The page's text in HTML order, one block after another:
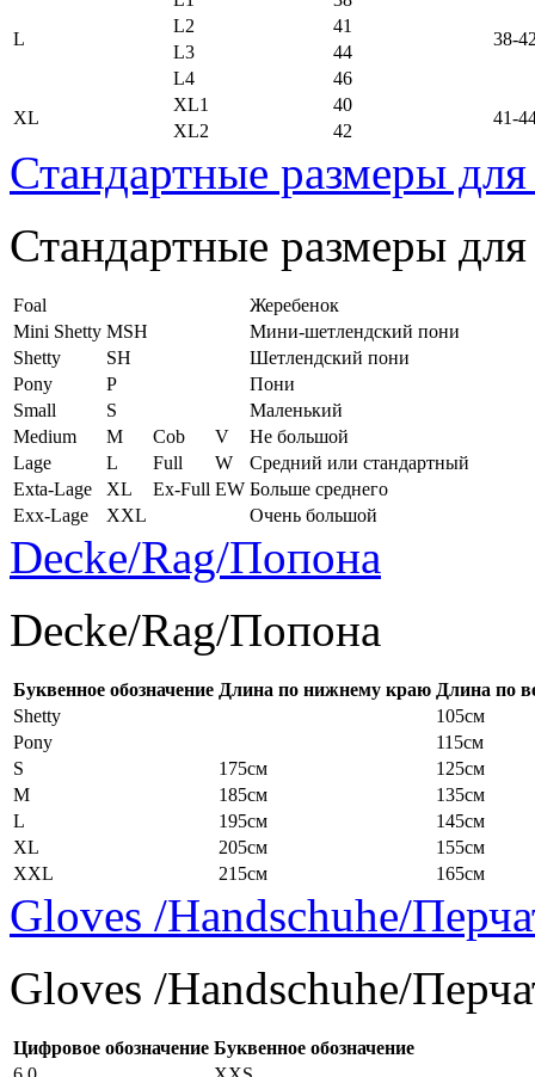
L
38-
L2
41
L3
44
L4
46
XL
XL1 40
41-
XL2 42
Стандартные размеры
Стандартные размеры
Foal
Жеребенок
Mini Shetty MSH
Мини-шетлендский пони
Shetty
SH
Шетлендский пони
Pony
P
Пони
Small
S
Маленький
Medium
M Cob V
Не большой
Lage
L Full W
Средний или стандартный
Exta-Lage
XL Ex-Full EW Больше среднего
Exx-Lage
XXL Очень большой
Decke/Rag/Попона
Decke/Rag/Попона
Буквенное обозначение Длина по нижнему краю Длина по
Shetty
105см
Pony
115см
S
175см
125см
M
185см
135см
L
195см
145см
XL
205см
155см
XXL
215см 165см
Gloves /Handschuhe/
Gloves /Handschuhe/
Цифровое обозначение Буквенное обозначение